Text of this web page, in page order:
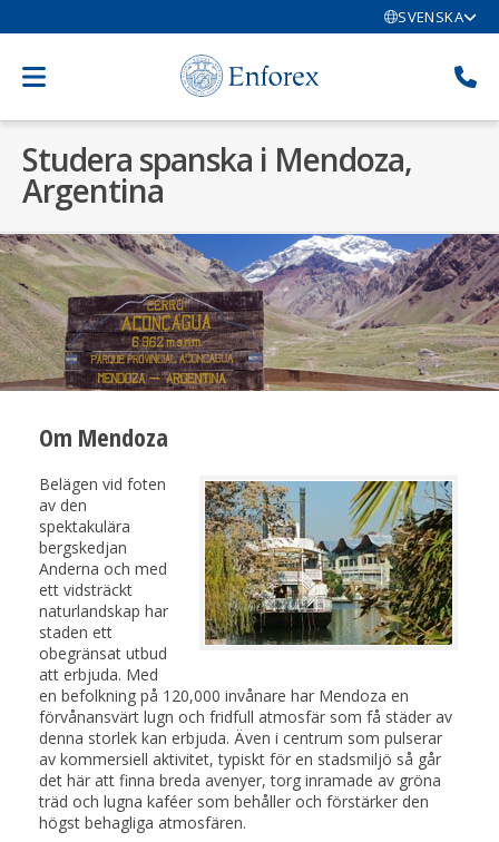
SVENSKA
Studera spanska i Mendoza,
Argentina
Om Mendoza
Belägen vid foten
av den
spektakulära
bergskedjan
Anderna och med
ett vidsträckt
naturlandskap har
staden ett
obegränsat utbud
att erbjuda. Med
en befolkning på 120,000 invånare har Mendoza en
förvånansvärt lugn och fridfull atmosfär som få städer av
denna storlek kan erbjuda. Även i centrum som pulserar
av kommersiell aktivitet, typiskt för en stadsmiljö så går
det här att finna breda avenyer, torg inramade av gröna
träd och lugna kaféer som behåller och förstärker den
högst behagliga atmosfären.